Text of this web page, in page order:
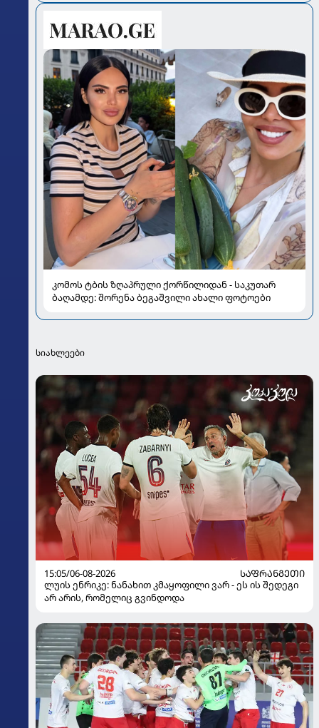
კომოს ტბის ზღაპრული ქორწილიდან - საკუთარ
ბაღამდე: შორენა ბეგაშვილი ახალი ფოტოები
სიახლეები
15:05/06-08-2026
ᲡᲐᲤᲠᲐᲜᲒᲔᲗᲘ
ლუის ენრიკე: ნანახით კმაყოფილი ვარ - ეს ის შედეგი
არ არის, რომელიც გვინდოდა